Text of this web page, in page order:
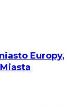
Europy,